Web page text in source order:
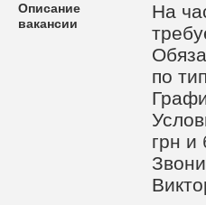
Описание
вакансии
На
по
грн и